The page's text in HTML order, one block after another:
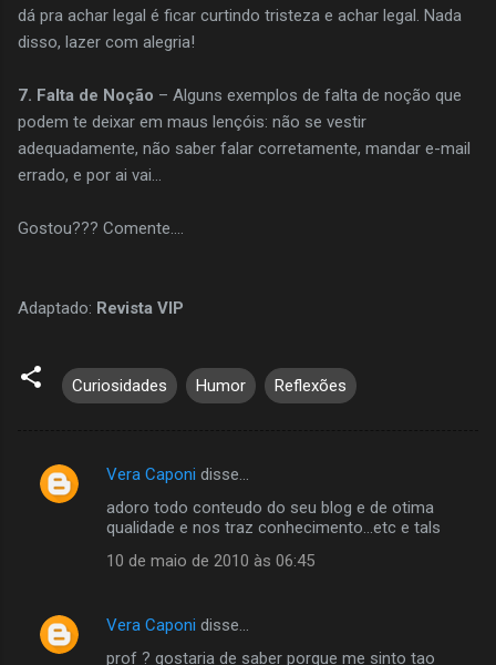
dá pra achar legal é ficar curtindo tristeza e achar legal. Nada
disso, lazer com alegria!
7. Falta de Noção – Alguns exemplos de falta de noção que
podem te deixar em maus lençóis: não se vestir
adequadamente, não saber falar corretamente, mandar e-mail
errado, e por ai vai...
Gostou??? Comente....
Adaptado: Revista VIP
Curiosidades Humor Reflexões
C
t
Vera Caponi disse…
adoro todo conteudo do seu blog e de otima
qualidade e nos traz conhecimento...etc e tals
10 de maio de 2010 às 06:45
Vera Caponi disse…
prof ? gostaria de saber porque me sinto tao